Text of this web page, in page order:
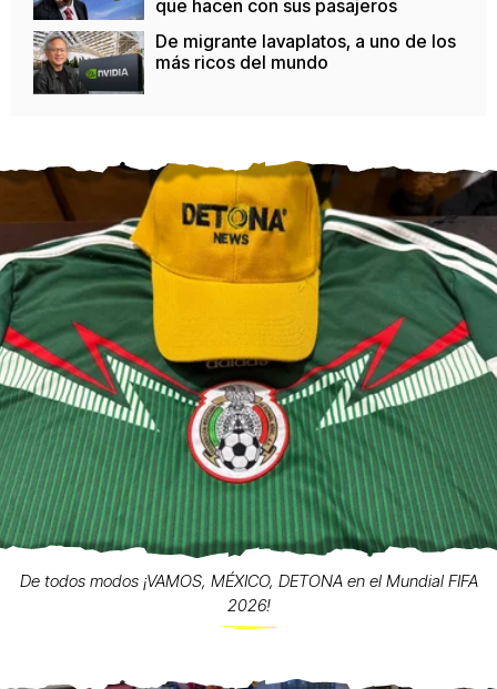
que hacen con sus pasajeros
De migrante lavaplatos, a uno de los
más ricos del mundo
De todos modos ¡VAMOS, MÉXICO, DETONA en el Mundial FIFA
2026!